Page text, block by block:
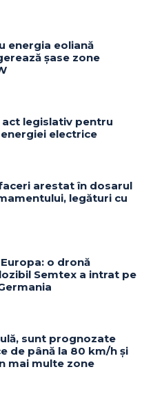
energia eoliană
șase zone
legislativ pentru
electrice
arestat în dosarul
legături cu
o dronă
Semtex a intrat pe
sunt prognozate
de până la 80 km/h și
mai multe zone